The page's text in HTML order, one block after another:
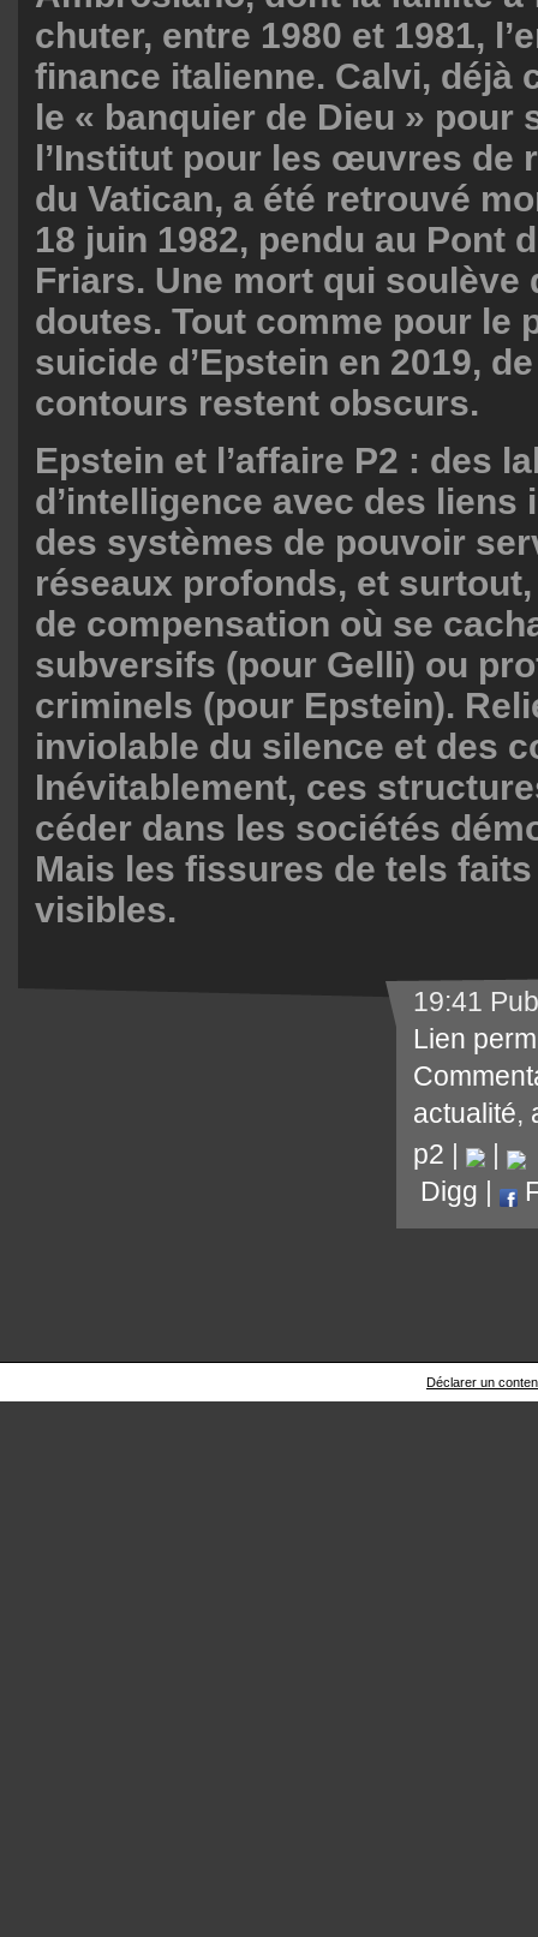
chuter, entre 1980 et 1981,
finance italienne. Calvi, déjà
le « banquier de Dieu » pour
l’Institut pour les œuvres de
du Vatican, a été retrouvé
18 juin 1982, pendu au Pont
Friars. Une mort qui soulève
doutes. Tout comme pour le
suicide d’Epstein en 2019,
contours restent obscurs.
Epstein et l’affaire P2 : des
d’intelligence avec des liens
des systèmes de pouvoir
réseaux profonds, et
de compensation où se
subversifs (pour Gelli) ou
criminels (pour Epstein).
inviolable du silence et des
Inévitablement, ces
céder dans les sociétés
Mais les fissures de tels
visibles.
19:41
Lien
actualité,
p2 | |
Digg |
Déclarer un